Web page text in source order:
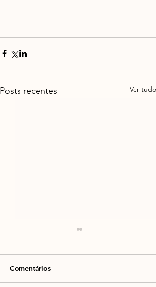
Posts recentes Ver tudo
Comentários